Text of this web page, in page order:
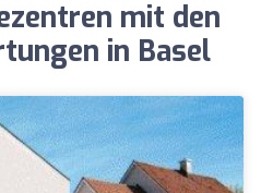
mit den
in Basel